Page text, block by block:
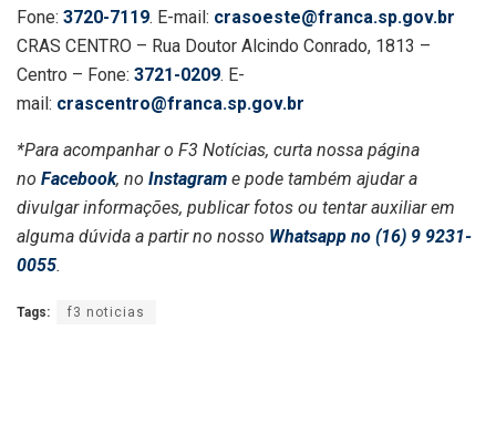
Fone: 3720-7119. E-mail: crasoeste@franca.sp.gov.br
CRAS CENTRO – Rua Doutor Alcindo Conrado, 1813 –
Centro – Fone: 3721-0209. E-
mail: crascentro@franca.sp.gov.br
*Para acompanhar o F3 Notícias, curta nossa página
no Facebook, no Instagram e pode também ajudar a
divulgar informações, publicar fotos ou tentar auxiliar em
alguma dúvida a partir no nosso Whatsapp no (16) 9 9231-
0055.
Tags: f3 noticias